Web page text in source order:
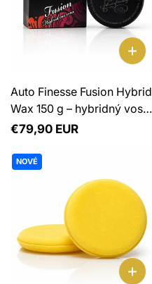
Auto Finesse Fusion Hybrid
Wax 150 g – hybridný vosk
na lak
Normálna
€79,90 EUR
NOVÉ